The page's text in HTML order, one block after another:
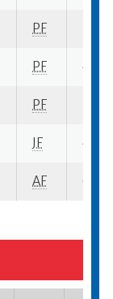
PF
PF 4
PF
JF 4
AF 6